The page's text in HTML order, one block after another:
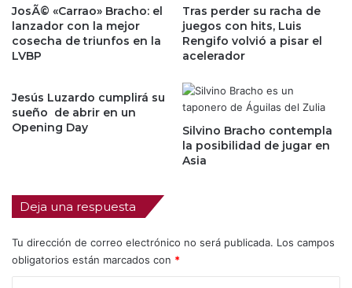
JosÃ© «Carrao» Bracho: el
lanzador con la mejor
cosecha de triunfos en la
LVBP
Tras perder su racha de
juegos con hits, Luis
Rengifo volvió a pisar el
acelerador
Jesús Luzardo cumplirá su
sueño de abrir en un
Opening Day
Silvino Bracho contempla
la posibilidad de jugar en
Asia
Deja una respuesta
Tu dirección de correo electrónico no será publicada. Los campos
obligatorios están marcados con *